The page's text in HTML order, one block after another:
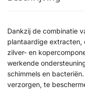
Dankzij de combinatie
plantaardige extracten,
zilver- en
werkende
schimmels en
verzorgen, te